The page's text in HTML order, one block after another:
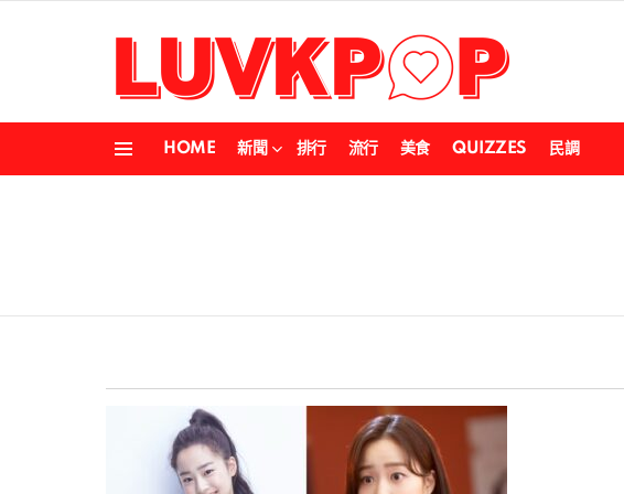
HOME 新聞 排行 流行 美食 QUIZZES 民調